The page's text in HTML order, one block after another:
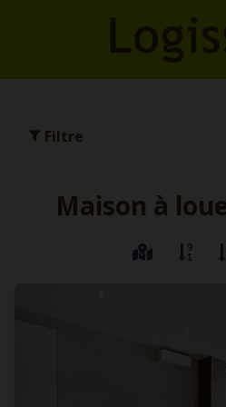
Filtre
Maison à